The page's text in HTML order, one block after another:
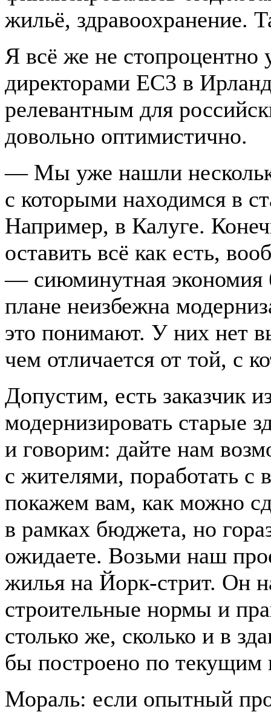
жильё, здравоохранение.
Я всё же не
директорами EC3 в
релевантным для
довольно оптимистично.
— Мы уже нашли
с которыми находимся в
Например, в Калуге.
оставить всё как есть,
— сиюминутная экономия
плане неизбежна
это понимают. У них нет
чем отличается от той, с
Допустим, есть заказчик
модернизировать старые
и говорим: дайте нам
с жителями, поработать
покажем вам, как можно
в рамках бюджета, но
ожидаете. Возьми наш
жилья на Йорк-стрит. Он
строительные нормы и
столько же, сколько и в
бы построено по текущим
Мораль: если опытный